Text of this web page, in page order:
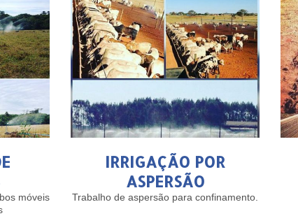
móveis
IRRIGAÇÃO POR
ASPERSÃO
Trabalho de aspersão para confinamento.